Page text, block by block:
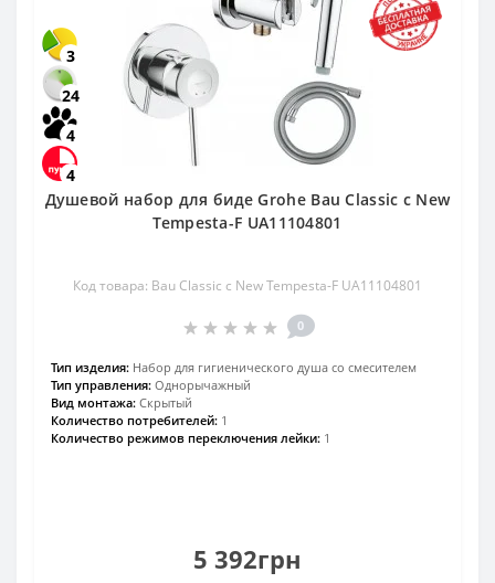
3
24
4
4
Душевой набор для биде Grohe Bau Classic с New
Tempesta-F UA11104801
Код товара: Bau Classic с New Tempesta-F UA11104801
0
Тип изделия: Набор для гигиенического душа со смесителем
Тип управления: Однорычажный
Вид монтажа: Скрытый
Количество потребителей: 1
Количество режимов переключения лейки: 1
5 392грн